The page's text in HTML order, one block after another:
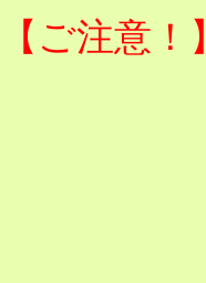
【ご注意